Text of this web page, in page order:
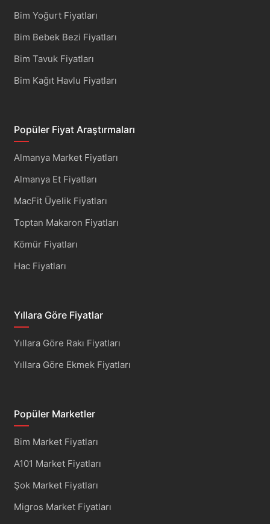
Bim Yoğurt Fiyatları
Bim Bebek Bezi Fiyatları
Bim Tavuk Fiyatları
Bim Kağıt Havlu Fiyatları
Popüler Fiyat Araştırmaları
Almanya Market Fiyatları
Almanya Et Fiyatları
MacFit Üyelik Fiyatları
Toptan Makaron Fiyatları
Kömür Fiyatları
Hac Fiyatları
Yıllara Göre Fiyatlar
Yıllara Göre Rakı Fiyatları
Yıllara Göre Ekmek Fiyatları
Popüler Marketler
Bim Market Fiyatları
A101 Market Fiyatları
Şok Market Fiyatları
Migros Market Fiyatları